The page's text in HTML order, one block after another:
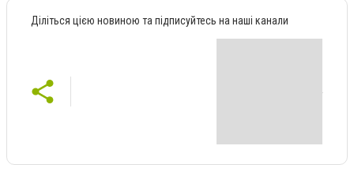
Діліться цією новиною та підписуйтесь на наші канали